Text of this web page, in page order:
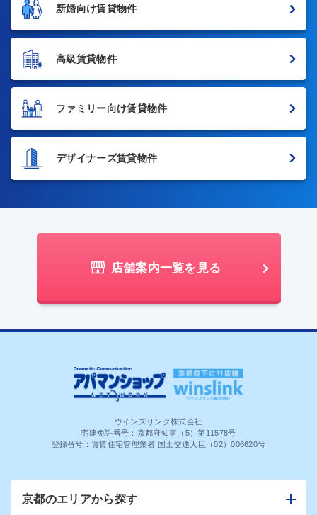
新婚向け賃貸物件
高級賃貸物件
ファミリー向け賃貸物件
デザイナーズ賃貸物件
店舗案内一覧を見る
ウインズリンク株式会社
宅建免許番号：京都府知事（5）第11578号
登録番号：賃貸住宅管理業者 国土交通大臣（02）006620号
京都のエリアから探す